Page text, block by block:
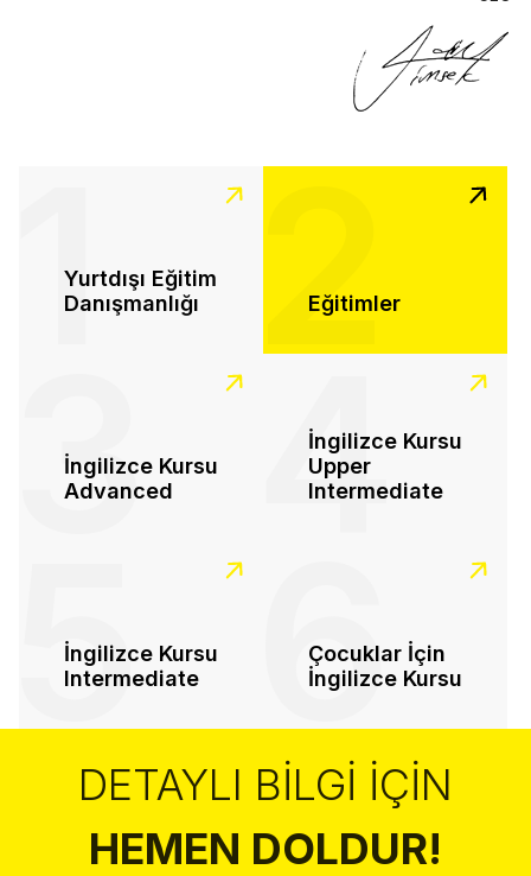
Yurtdışı Eğitim
Danışmanlığı
1 Eğitimler
2
İngilizce Kursu
Advanced
3
İngilizce Kursu
Upper
Intermediate
4
İngilizce Kursu
Intermediate
5
Çocuklar İçin
İngilizce Kursu
6
DETAYLI BILGI İÇIN
HEMEN DOLDUR!